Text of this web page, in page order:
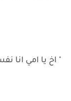
" اخ يا امي انا